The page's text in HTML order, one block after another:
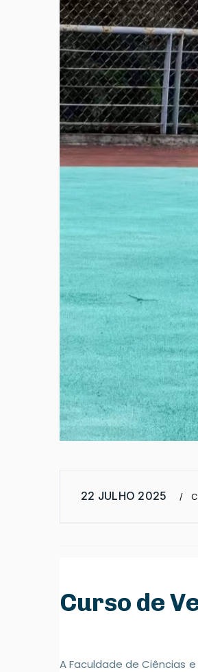
22 JULHO 2025
Curso de
A Faculdade de Ciências